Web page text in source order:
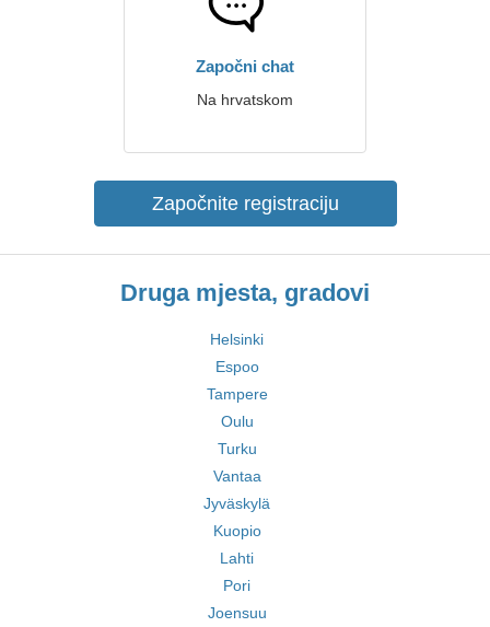
Započni chat
Na hrvatskom
Započnite registraciju
Druga mjesta, gradovi
Helsinki
Espoo
Tampere
Oulu
Turku
Vantaa
Jyväskylä
Kuopio
Lahti
Pori
Joensuu